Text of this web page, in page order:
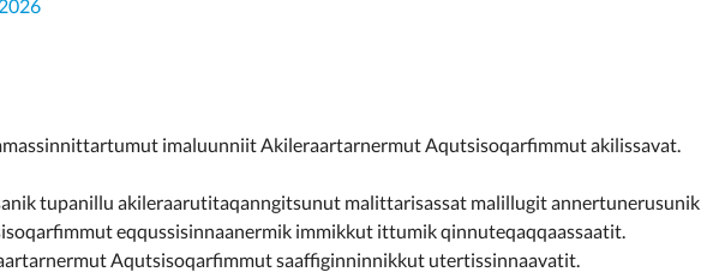
imaluunniit Akileraartarnermut Aqutsisoqarfimmut akilissavat.
tupanillu akileraarutitaqanngitsunut malittarisassat malillugit annertunerusunik
eqqussisinnaanermik immikkut ittumik qinnuteqaqqaassaatit.
Aqutsisoqarfimmut saaffiginninnikkut utertissinnaavatit.